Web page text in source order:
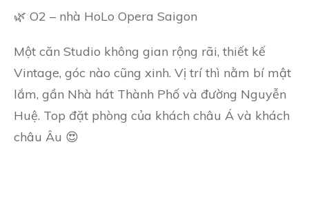
🌿 O2 – nhà HoLo Opera Saigon
Một căn Studio không gian rộng rãi, thiết kế
Vintage, góc nào cũng xinh. Vị trí thì nằm bí mật
lắm, gần Nhà hát Thành Phố và đường Nguyễn
Huệ. Top đặt phòng của khách châu Á và khách
châu Âu 😍